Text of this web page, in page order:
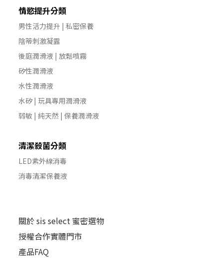
情慾提升分類
男性活力提升 | 私密保養
陰蒂刺激凝露
後庭潤滑液 | 放鬆噴霧
矽性潤滑液
水性潤滑液
水矽 | 玩具專用潤滑液
弱敏 | 純天然 | 保養潤滑液
清潔殺菌分類
LED紫外線消毒
消毒清潔保養液
關於 sis select 蜜密選物
授權合作實體門市
產品FAQ